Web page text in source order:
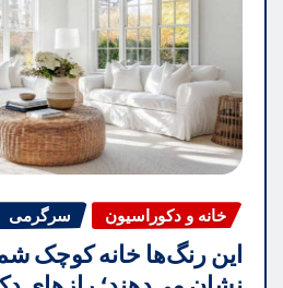
خانه و دکوراسیون سرگرمی
این رنگ‌ها خانه کوچک